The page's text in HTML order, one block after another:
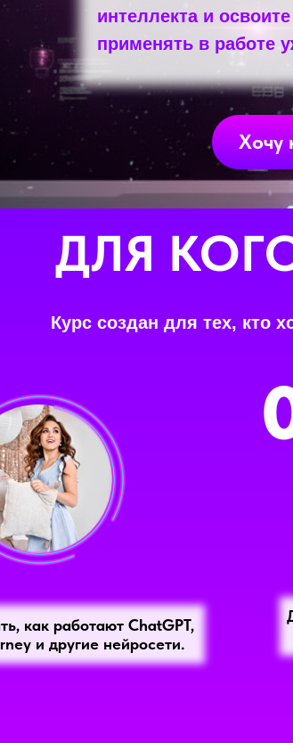
интеллекта и
применять в работе
Хочу
как работают ChatGPT,
и другие нейросети.
ДЛЯ
Курс создан для тех, кто